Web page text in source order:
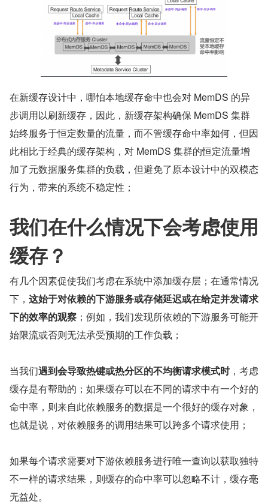
在新缓存设计中，哪怕本地缓存命中也会对 MemDS 的异
步调用以刷新缓存，因此，新缓存架构确保 MemDS 集群
始终服务于恒定数量的流量，而不管缓存命中率如何，但因
此相比于经典的缓存架构，对 MemDS 集群的恒定流量增
加了元数据服务集群的负载，但避免了原本设计中的双模态
行为，带来的系统不稳定性；
我们在什么情况下会考虑使用
缓存？
有几个因素促使我们考虑在系统中添加缓存层；在通常情况
下， 这始于对依赖的下游服务或存储延迟或在给定并发请求
下的效率的观察 ；例如，我们发现所依赖的下游服务可能开
始限流或否则无法承受预期的工作负载；
当我们遇到会导致热键或热分区的不均衡请求模式时，考虑
缓存是有帮助的；如果缓存可以在不同的请求中有一个好的
命中率，则来自此依赖服务的数据是一个很好的缓存对象，
也就是说，对依赖服务的调用结果可以跨多个请求使用；
如果每个请求需要对下游依赖服务进行唯一查询以获取独特
不一样的请求结果，则缓存的命中率可以忽略不计，缓存毫
无益处。